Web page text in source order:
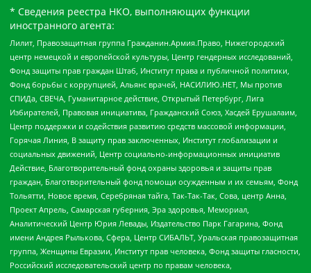
* Сведения реестра НКО, выполняющих функции
иностранного агента:
Лилит, Правозащитная группа Гражданин.Армия.Право, Нижегородский
центр немецкой и европейской культуры, Центр гендерных исследований,
Фонд защиты прав граждан Штаб, Институт права и публичной политики,
Фонд борьбы с коррупцией, Альянс врачей, НАСИЛИЮ.НЕТ, Мы против
СПИДа, СВЕЧА, Гуманитарное действие, Открытый Петербург, Лига
Избирателей, Правовая инициатива, Гражданский Союз, Хасдей Ерушалаим,
Центр поддержки и содействия развитию средств массовой информации,
Горячая Линия, В защиту прав заключенных, Институт глобализации и
социальных движений, Центр социально-информационных инициатив
Действие, Благотворительный фонд охраны здоровья и защиты прав
граждан, Благотворительный фонд помощи осужденным и их семьям, Фонд
Тольятти, Новое время, Серебряная тайга, Так-Так-Так, Сова, центр Анна,
Проект Апрель, Самарская губерния, Эра здоровья, Мемориал,
Аналитический Центр Юрия Левады, Издательство Парк Гагарина, Фонд
имени Андрея Рылькова, Сфера, Центр СИБАЛЬТ, Уральская правозащитная
группа, Женщины Евразии, Институт прав человека, Фонд защиты гласности,
Российский исследовательский центр по правам человека,